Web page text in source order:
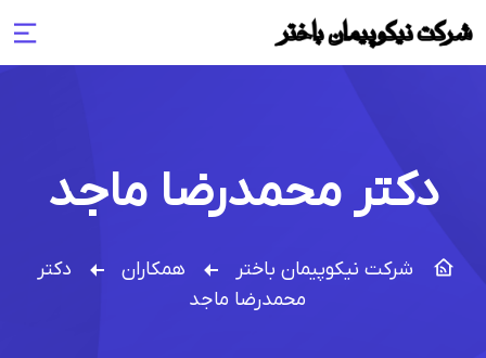
دکتر محمدرضا ماجد
شرکت نیکوپیمان باختر همکاران
دکتر
محمدرضا ماجد